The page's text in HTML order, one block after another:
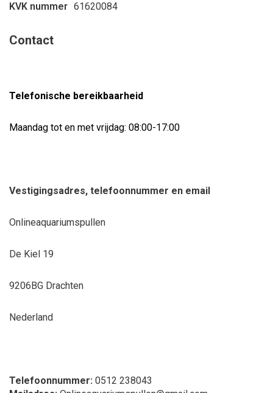
KVK nummer 61620084
Contact
Telefonische bereikbaarheid
Maandag tot en met vrijdag: 08:00-17:00
Vestigingsadres, telefoonnummer en email
Onlineaquariumspullen
De Kiel 19
9206BG Drachten
Nederland
Telefoonnummer: 0512 238043